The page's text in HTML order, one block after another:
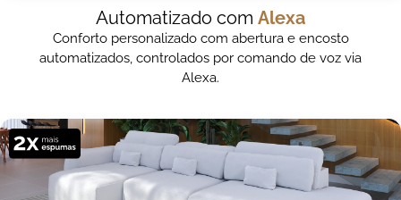
Automatizado com Alexa
Conforto personalizado com abertura e encosto
automatizados, controlados por comando de voz via
Alexa.